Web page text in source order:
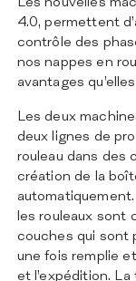
4.0, permettent
contrôle des
nos nappes en
avantages
Les deux
deux lignes de
rouleau dans des
création de la
les rouleaux sont
couches qui sont
une fois remplie
et l’expédition.